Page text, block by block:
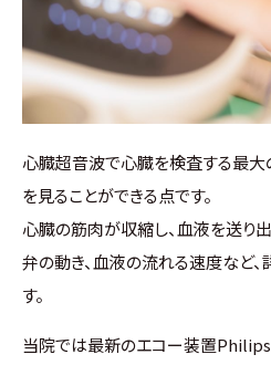
心臓超音波で心臓を検査する最大
を見ることができる点です。
心臓の筋肉が収縮し、血液を送り
弁の動き、血液の流れる速度など
す。
当院では最新のエコー装置Philips